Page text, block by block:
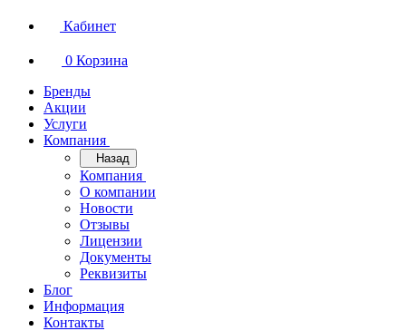
Кабинет
0 Корзина
Бренды
Акции
Услуги
Компания
Назад
Компания
О компании
Новости
Отзывы
Лицензии
Документы
Реквизиты
Блог
Информация
Контакты